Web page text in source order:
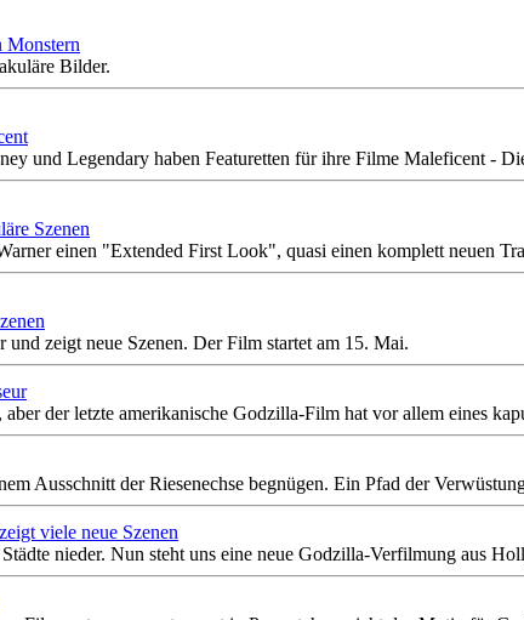
Monstern
Bilder.
und Legendary haben Featuretten für ihre Filme Maleficent -
Szenen
einen "Extended First Look", quasi einen komplett neuen
zeigt neue Szenen. Der Film startet am 15. Mai.
der letzte amerikanische Godzilla-Film hat vor allem eines
Ausschnitt der Riesenechse begnügen. Ein Pfad der
viele neue Szenen
nieder. Nun steht uns eine neue Godzilla-Verfilmung aus